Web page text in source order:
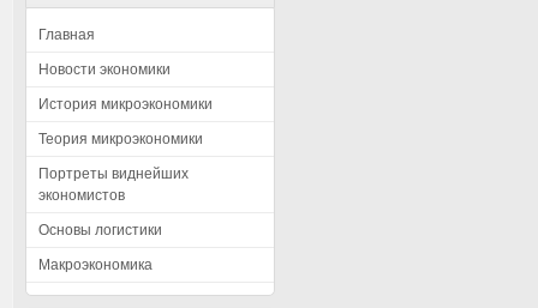
Главная
Новости экономики
История микроэкономики
Теория микроэкономики
Портреты виднейших
экономистов
Основы логистики
Макроэкономика